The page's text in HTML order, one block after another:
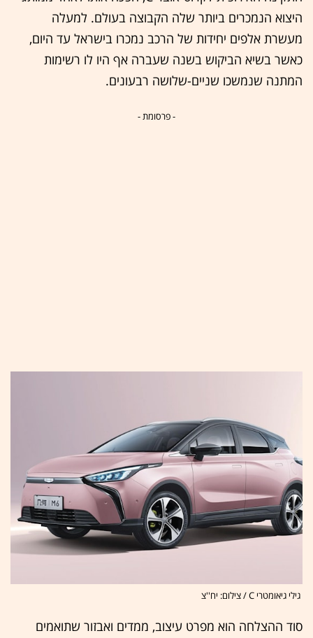
היצוא הנמכרים ביותר שלה הקבוצה בעולם. למעלה
מעשרת אלפים יחידות של הרכב נמכרו בישראל עד היום,
כאשר בשיא הביקוש בשנה שעברה אף היו לו רשימות
המתנה שנמשכו שניים-שלושה רבעונים.
- פרסומת -
גילי גיאומטרי C / צילום: יח''צ
סוד ההצלחה הוא מפרט עיצוב, ממדים ואבזור שתואמים